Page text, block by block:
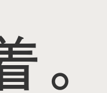
。